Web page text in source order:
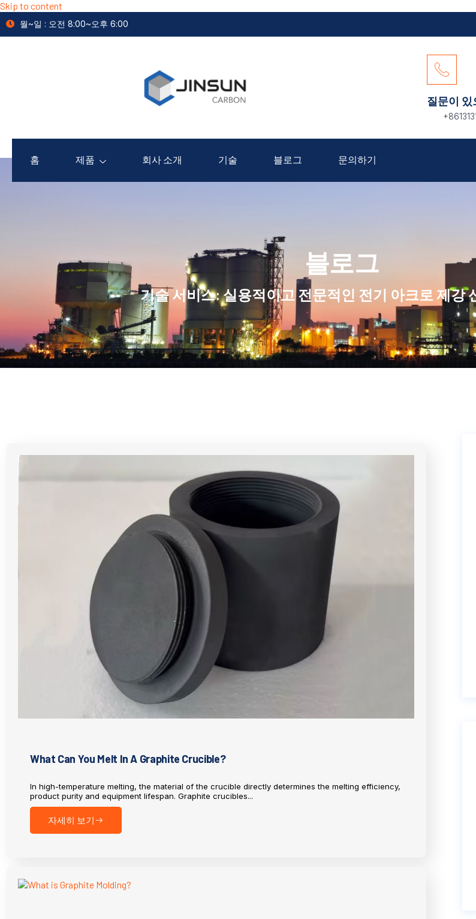
Skip to content
월~일 : 오전 8:00~오후 6:00
질문이 있
홈 제품 회사 소개 기술 블로그 문의하기
블로그
기술 서비스: 실용적이고 전문적인 전기 아크로 제강
What Can You Melt In A Graphite Crucible?
In high-temperature melting, the material of the crucible directly determines the melting efficiency,
product purity and equipment lifespan. Graphite crucibles...
자세히 보기